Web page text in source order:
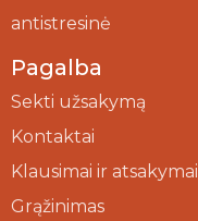
antistresinė
Pagalba
Sekti užsakymą
Kontaktai
Klausimai ir atsakymai
Grąžinimas